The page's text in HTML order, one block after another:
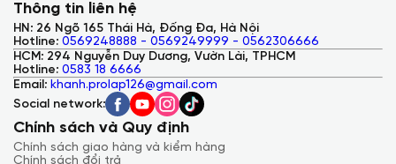
Hiệu năng mạnh mẽ vượt trội
Thông tin liên hệ
HN: 26 Ngõ 165 Thái Hà, Đống Đa, Hà Nội
Hotline: 0569248888 - 0569249999 - 0562306666
HCM: 294 Nguyễn Duy Dương, Vườn Lài, TPHCM
Hotline: 0583 18 6666
Email: khanh.prolap126@gmail.com
Social network:
Chính sách và Quy định
Chính sách giao hàng và kiểm hàng
Chính sách đổi trả